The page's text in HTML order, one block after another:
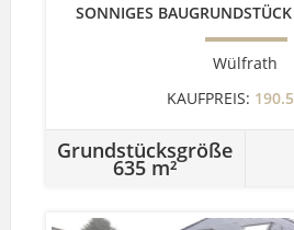
SONNIGES
Wülfrath
KAUFPREIS:
Grundstücksgröße
635 m²